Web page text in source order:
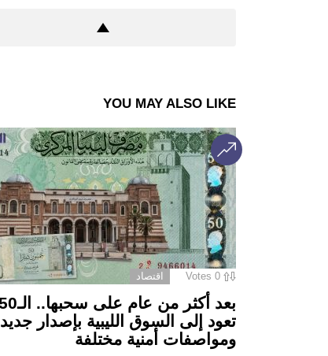
YOU MAY ALSO LIKE
0
Votes اقتصاد
تعود إلى السوق الليبية بإصدار جديد
ومواصفات أمنية مختلفة